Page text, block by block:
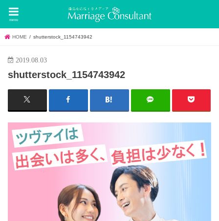
menu
HOME shutterstock_1154743942
2019.08.03
shutterstock_1154743942